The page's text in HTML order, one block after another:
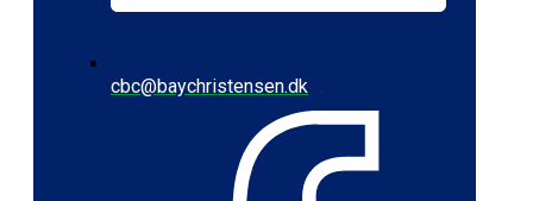
cbc@baychristensen.dk